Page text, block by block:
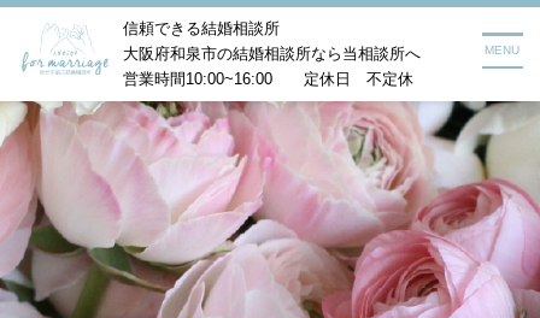
信頼できる結婚相談所
大阪府和泉市の結婚相談所なら当相談所へ
営業時間10:00~16:00 定休日 不定休
MENU